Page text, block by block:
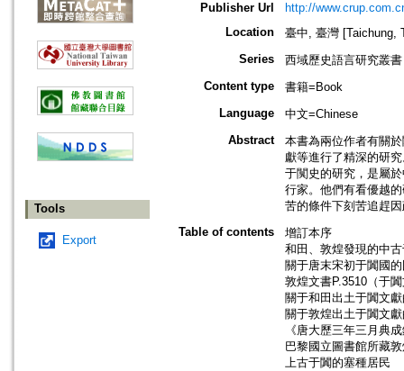
Tools
Export
Publisher Url
http://
Location
臺中, 臺灣 [Taichung,
Series
西域歷史語言研究叢書
Content type
書籍=Book
Language
中文=Chinese
Abstract
本書為兩位作者有關
獻等進行了精深的研
于闃史的研究，是屬
行家。他們有看優越
苦的條件下刻苦追趕
Table of contents
增訂本序
和田、敦煌發現的中
關于唐末宋初于闐國
敦煌文書P.3510（于
關于和田出土于闐文
關于敦煌出土于闐文
《唐大歷三年三月典
巴黎國立圖書館所藏
上古于闐的塞種居民